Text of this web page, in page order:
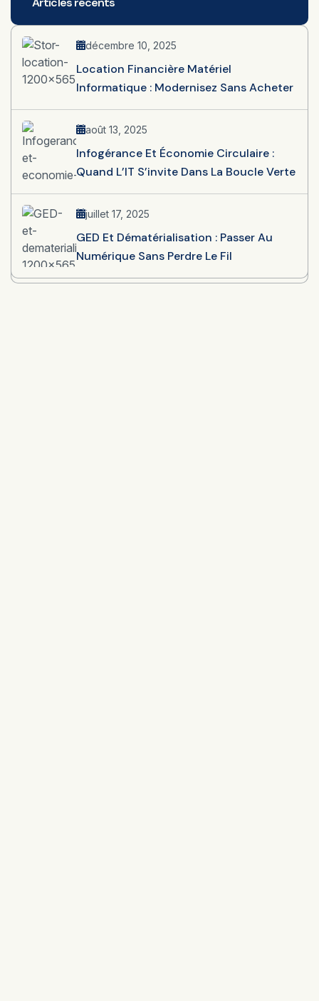
décembre 10, 2025
Location Financière Matériel
Informatique : Modernisez Sans Acheter
août 13, 2025
Infogérance Et Économie Circulaire :
Quand L’IT S’invite Dans La Boucle Verte
juillet 17, 2025
GED Et Dématérialisation : Passer Au
Numérique Sans Perdre Le Fil